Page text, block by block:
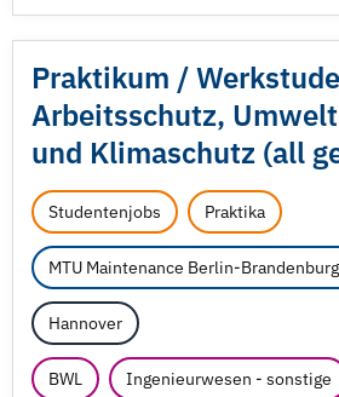
Praktikum /
Arbeitsschutz,
und Klimaschutz (all
Studentenjobs Praktika
MTU Maintenance Berlin-
Hannover
BWL Ingenieurwesen - sonstige